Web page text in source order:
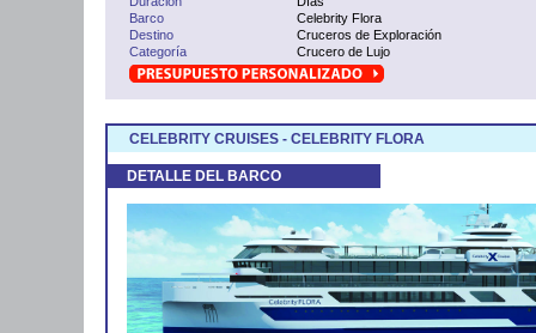
Barco
Celebrity Flora
Destino
Cruceros de Exploración
Categoría
Crucero de Lujo
CELEBRITY CRUISES - CELEBRITY FLORA
DETALLE DEL BARCO